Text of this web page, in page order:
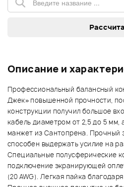
Описание и
Профессиональный балансный
Джек» повышенной прочности,
конструкции получил большое
кабель диаметром от 2,5 до 5 мм,
манжет из Сантопрена. Прочный
способен выдержать усилие на
Специальные полусферические
подключение экранирующей
(20 AWG). Легкая пайка